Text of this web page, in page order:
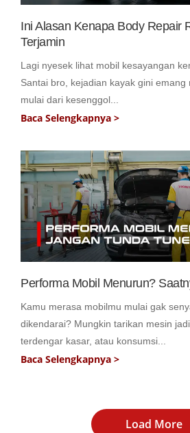
Ini Alasan Kenapa Body Repair
Terjamin
Lagi nyesek lihat mobil kesayangan
Santai bro, kejadian kayak gini
mulai dari kesenggol...
Baca Selengkapnya >
Performa Mobil Menurun?
Kamu merasa mobilmu mulai gak
dikendarai? Mungkin tarikan mesin
terdengar kasar, atau konsumsi...
Baca Selengkapnya >
Load More